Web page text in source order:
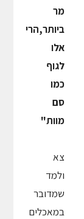
מר
ביותר,הרי
אלו
לגוף
כמו
סם
מוות"
צא
ולמד
שמדובר
במאכלים